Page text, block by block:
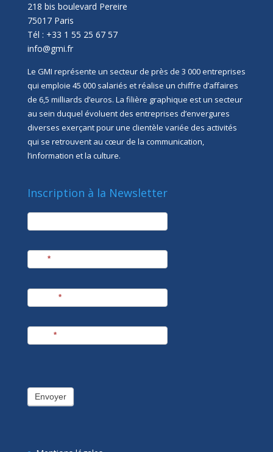
218 bis boulevard Pereire
75017 Paris
Tél : +33 1 55 25 67 57
info@gmi.fr
Le GMI représente un secteur de près de 3 000 entreprises
qui emploie 45 000 salariés et réalise un chiffre d’affaires
de 6,5 milliards d’euros. La filière graphique est un secteur
au sein duquel évoluent des entreprises d’envergures
diverses exerçant pour une clientèle variée des activités
qui se retrouvent au cœur de la communication,
l’information et la culture.
Inscription à la Newsletter
newsletter
*
*
*
Envoyer